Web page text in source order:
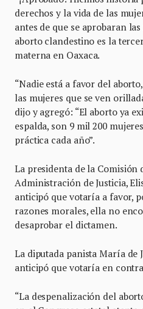
derechos y la vida de las
antes de que se aprobaran
aborto clandestino es la
materna en Oaxaca.
“Nadie está a favor del
las mujeres que se ven
dijo y agregó: “El aborto ya
espalda, son 9 mil 200
práctica cada año”.
La presidenta de la Comisión
Administración de Justicia,
anticipó que votaría a favor,
razones morales, ella no
desaprobar el dictamen.
La diputada panista María de
anticipó que votaría en
“La despenalización del